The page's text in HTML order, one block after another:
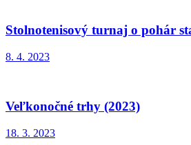
Stolnotenisový turnaj o pohár
8. 4. 2023
Veľkonočné trhy (2023)
18. 3. 2023